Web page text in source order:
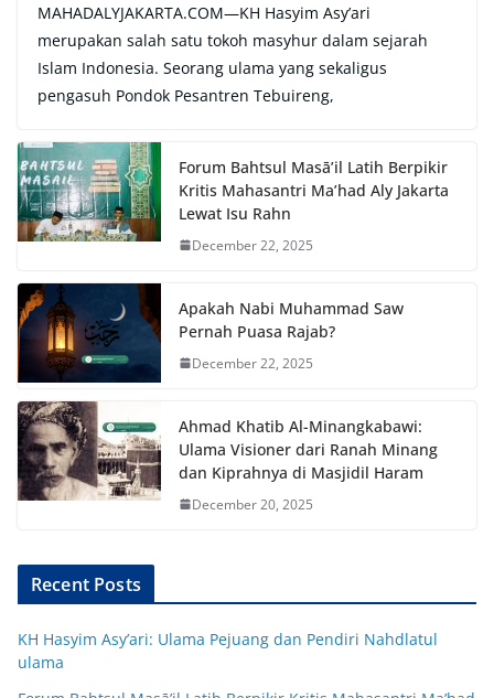
MAHADALYJAKARTA.COM—KH Hasyim Asy’ari
merupakan salah satu tokoh masyhur dalam sejarah
Islam Indonesia. Seorang ulama yang sekaligus
pengasuh Pondok Pesantren Tebuireng,
Forum Bahtsul Masā’il Latih Berpikir
Kritis Mahasantri Ma’had Aly Jakarta
Lewat Isu Rahn
December 22, 2025
Apakah Nabi Muhammad Saw
Pernah Puasa Rajab?
December 22, 2025
Ahmad Khatib Al-Minangkabawi:
Ulama Visioner dari Ranah Minang
dan Kiprahnya di Masjidil Haram
December 20, 2025
Recent Posts
KH Hasyim Asy’ari: Ulama Pejuang dan Pendiri Nahdlatul
ulama